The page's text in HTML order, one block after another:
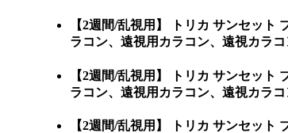
【2週間/乱視用】 トリカ サンセッ
ラコン、遠視用カラコン、遠視カラ
【2週間/乱視用】 トリカ サンセッ
ラコン、遠視用カラコン、遠視カラ
【2週間/乱視用】 トリカ サンセッ